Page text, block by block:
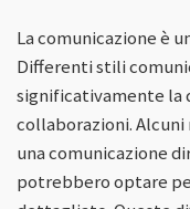
La comunicazione è
Differenti stili
significativamente la
collaborazioni.
una comunicazione
potrebbero optare